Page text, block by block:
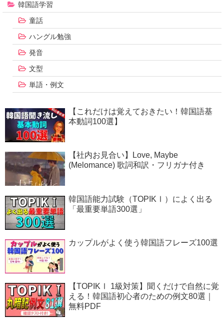
韓国語学習
童話
ハングル勉強
発音
文型
単語・例文
【これだけは覚えておきたい！韓国語基
本動詞100選】
【社内お見合い】Love, Maybe
(Melomance) 歌詞和訳・フリガナ付き
韓国語能力試験（TOPIKⅠ）によく出る
「最重要単語300選」
カップルがよく使う韓国語フレーズ100選
【TOPIKⅠ 1級対策】聞くだけで自然に覚
える！韓国語初心者のための例文80選｜
無料PDF